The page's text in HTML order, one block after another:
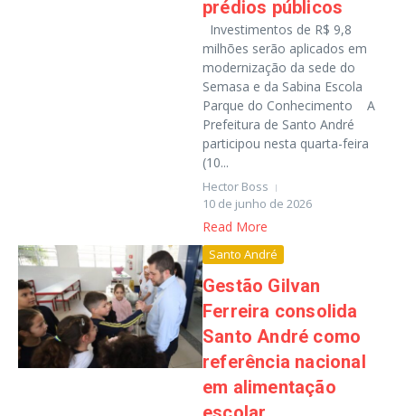
prédios públicos
Investimentos de R$ 9,8
milhões serão aplicados em
modernização da sede do
Semasa e da Sabina Escola
Parque do Conhecimento A
Prefeitura de Santo André
participou nesta quarta-feira
(10...
Hector Boss
10 de junho de 2026
Read More
Santo André
Gestão Gilvan
Ferreira consolida
Santo André como
referência nacional
em alimentação